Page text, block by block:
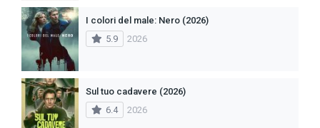
I colori del male: Nero (2026)
5.9
2026
Sul tuo cadavere (2026)
6.4
2026